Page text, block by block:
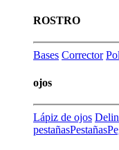
ROSTRO
Bases Corrector
ojos
Lápiz de ojos
pestañasPestañas